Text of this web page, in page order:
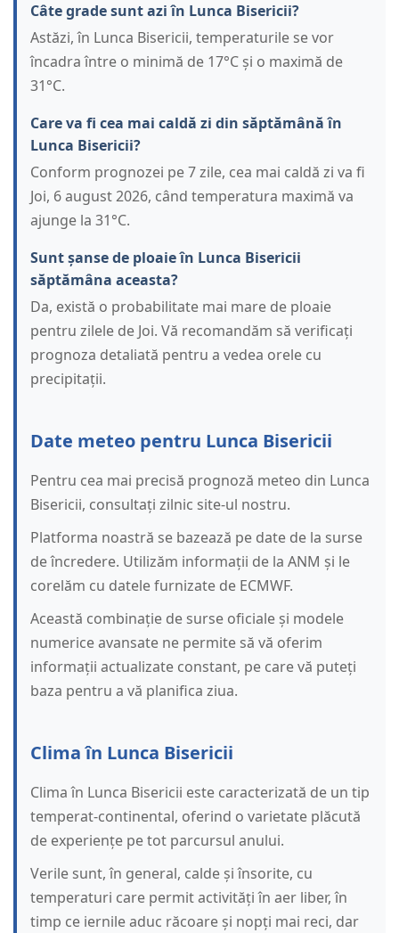
Câte grade sunt azi în Lunca Bisericii?
Astăzi, în Lunca Bisericii, temperaturile se vor
încadra între o minimă de 17°C și o maximă de
31°C.
Care va fi cea mai caldă zi din săptămână în
Lunca Bisericii?
Conform prognozei pe 7 zile, cea mai caldă zi va fi
Joi, 6 august 2026, când temperatura maximă va
ajunge la 31°C.
Sunt șanse de ploaie în Lunca Bisericii
săptămâna aceasta?
Da, există o probabilitate mai mare de ploaie
pentru zilele de Joi. Vă recomandăm să verificați
prognoza detaliată pentru a vedea orele cu
precipitații.
Date meteo pentru Lunca Bisericii
Pentru cea mai precisă prognoză meteo din Lunca
Bisericii, consultați zilnic site-ul nostru.
Platforma noastră se bazează pe date de la surse
de încredere. Utilizăm informații de la ANM și le
corelăm cu datele furnizate de ECMWF.
Această combinație de surse oficiale și modele
numerice avansate ne permite să vă oferim
informații actualizate constant, pe care vă puteți
baza pentru a vă planifica ziua.
Clima în Lunca Bisericii
Clima în Lunca Bisericii este caracterizată de un tip
temperat-continental, oferind o varietate plăcută
de experiențe pe tot parcursul anului.
Verile sunt, în general, calde și însorite, cu
temperaturi care permit activități în aer liber, în
timp ce iernile aduc răcoare și nopți mai reci, dar